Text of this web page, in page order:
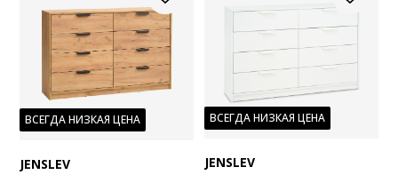
ВСЕГДА НИЗКАЯ ЦЕНА
JENSLEV
ВСЕГДА НИЗКАЯ ЦЕНА
JENSLEV